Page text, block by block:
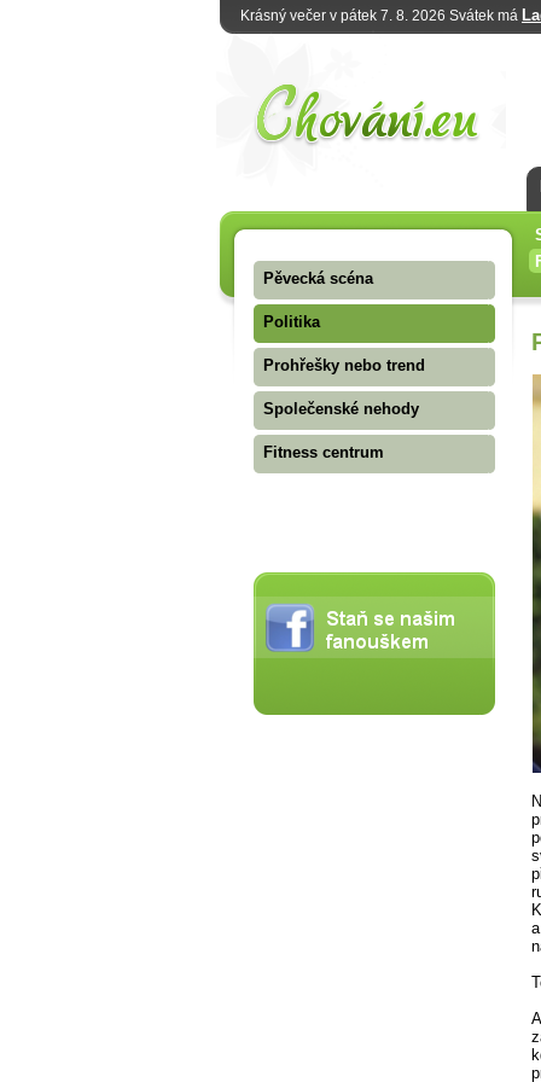
Krásný večer v pátek 7. 8. 2026 Svátek má
Pěvecká scéna
Politika
Prohřešky nebo trend
Společenské nehody
Fitness centrum